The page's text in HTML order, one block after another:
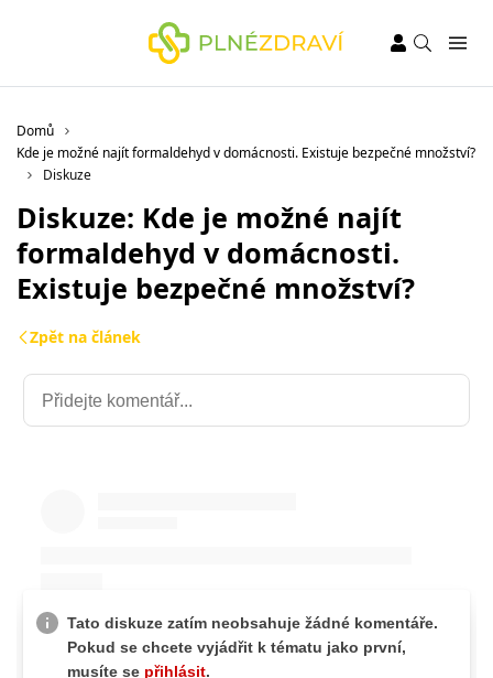
Domů
Kde je možné najít formaldehyd v domácnosti. Existuje bezpečné množství?
Diskuze
Diskuze: Kde je možné najít
formaldehyd v domácnosti.
Existuje bezpečné množství?
Zpět na článek